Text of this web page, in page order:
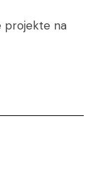
projekte na